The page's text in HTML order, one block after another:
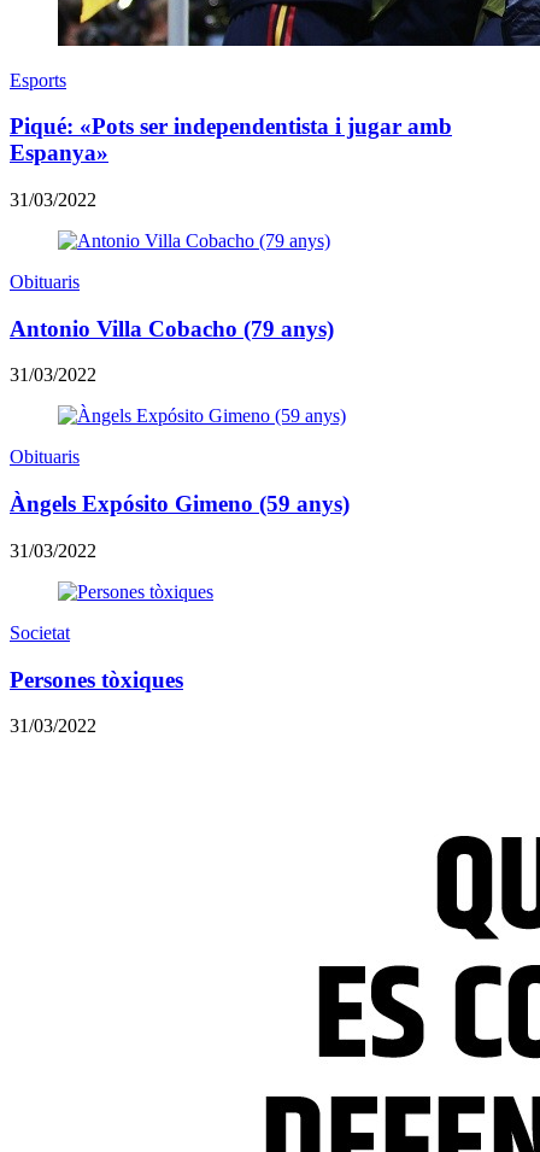
Esports
Piqué: «Pots ser independentista i jugar amb
Espanya»
31/03/2022
Obituaris
Antonio Villa Cobacho (79 anys)
31/03/2022
Obituaris
Àngels Expósito Gimeno (59 anys)
31/03/2022
Societat
Persones tòxiques
31/03/2022